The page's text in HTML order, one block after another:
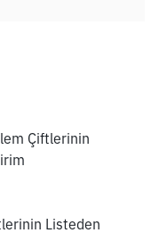
Çiftlerinin
Listeden